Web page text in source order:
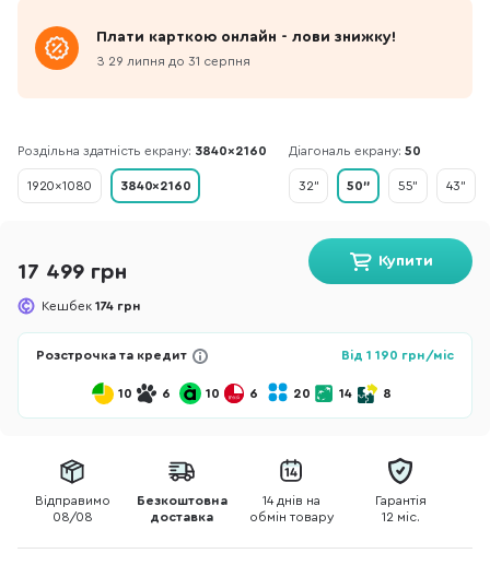
Плати карткою онлайн - лови знижку!
З 29 липня до 31 серпня
Роздільна здатність екрану: 3840×2160
1920×1080 3840×2160
Діагональ екрану: 50
32" 50" 55" 43"
17 499 грн
Кешбек 174 грн
Купити
Розстрочка та кредит Від 1 190 грн/міс
10 6 10 6 20 14 8
Відправимо
08/08
Безкоштовна
доставка
14 днів на
обмін товару
Гарантія
12 міс.